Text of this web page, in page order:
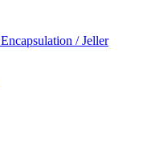
/ Jeller